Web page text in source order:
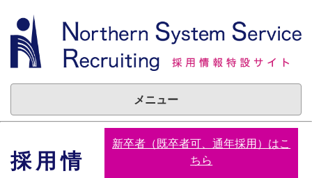
メニュー
採用情
新卒者（既卒者可、通年採用）はこ
ちら